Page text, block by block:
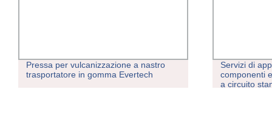
Pressa per vulcanizzazione a nastro
trasportatore in gomma Evertech
Servizi di
componenti
a circuito